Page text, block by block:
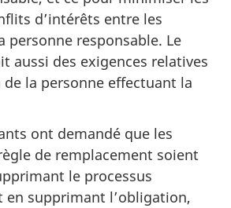
d’intérêts entre les
personne responsable. Le
aussi des exigences relatives
la personne effectuant la
ont demandé que les
de remplacement soient
le processus
en supprimant l’obligation,